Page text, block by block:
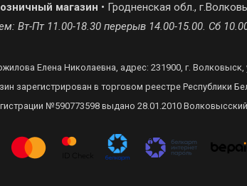
магазин • Гродненская обл.,
Вт-Пт 11.00-18.30 перерыв 14.00-15.00. Сб
Елена Николаевна, адрес: 231900, г. Волковыск,
зарегистрирован в торговом реестре Республики
№590773598 выдано 28.01.2010